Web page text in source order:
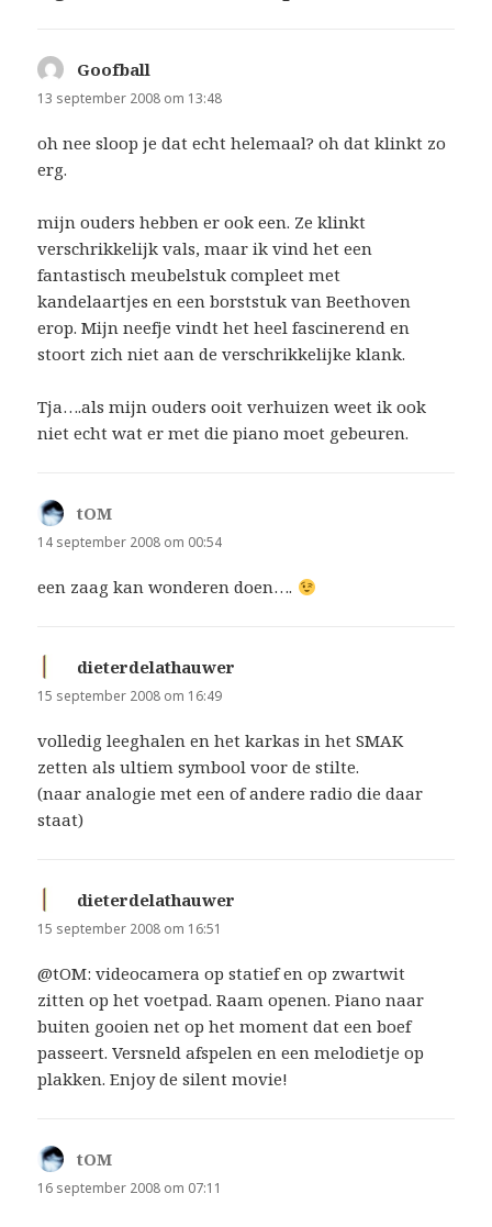
Goofball
13 september 2008 om 13:48
oh nee sloop je dat echt helemaal? oh dat klinkt zo
erg.
mijn ouders hebben er ook een. Ze klinkt
verschrikkelijk vals, maar ik vind het een
fantastisch meubelstuk compleet met
kandelaartjes en een borststuk van Beethoven
erop. Mijn neefje vindt het heel fascinerend en
stoort zich niet aan de verschrikkelijke klank.
Tja….als mijn ouders ooit verhuizen weet ik ook
niet echt wat er met die piano moet gebeuren.
tOM
14 september 2008 om 00:54
een zaag kan wonderen doen….
dieterdelathauwer
15 september 2008 om 16:49
volledig leeghalen en het karkas in het SMAK
zetten als ultiem symbool voor de stilte.
(naar analogie met een of andere radio die daar
staat)
dieterdelathauwer
15 september 2008 om 16:51
@tOM: videocamera op statief en op zwartwit
zitten op het voetpad. Raam openen. Piano naar
buiten gooien net op het moment dat een boef
passeert. Versneld afspelen en een melodietje op
plakken. Enjoy de silent movie!
tOM
16 september 2008 om 07:11